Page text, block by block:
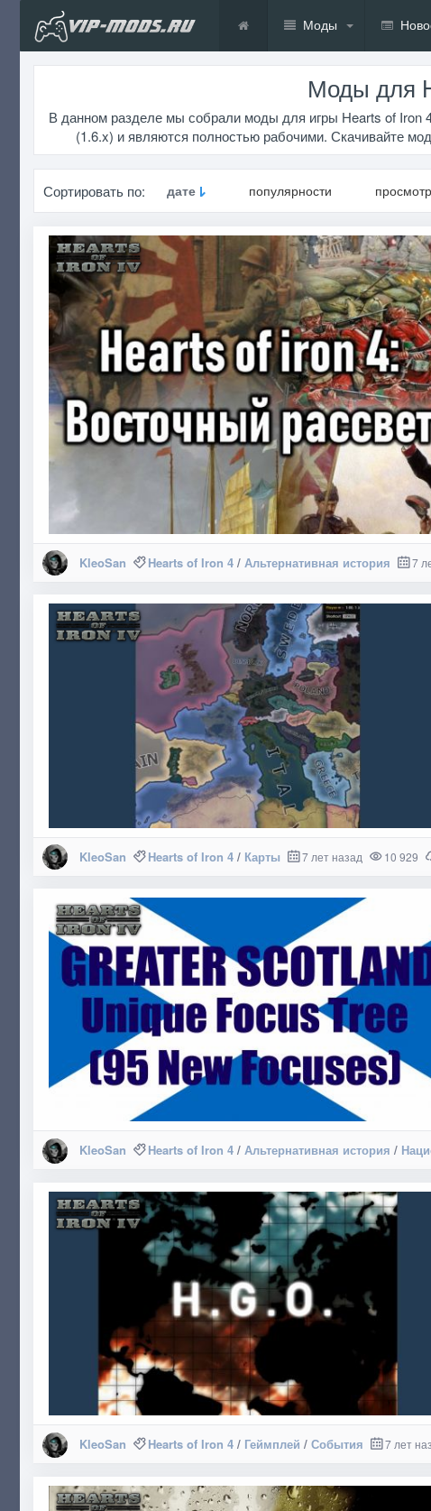
Моды
Моды для
В данном разделе мы собрали моды для игры Hearts of Iron
(1.6.x) и являются полностью рабочими. Скачивайте
Сортировать по: дате популярности
KleoSan Hearts of Iron 4/ Альтернативная история 7
KleoSan Hearts of Iron 4/ Карты 7 лет назад 10 929
KleoSan Hearts of Iron 4/ Альтернативная история /
KleoSan Hearts of Iron 4/ Геймплей / События 7 лет